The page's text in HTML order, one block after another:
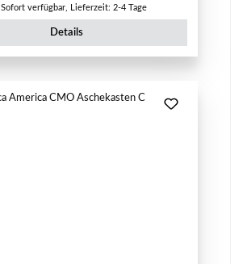
Sofort verfügbar, Lieferzeit: 2-4 Tage
Details